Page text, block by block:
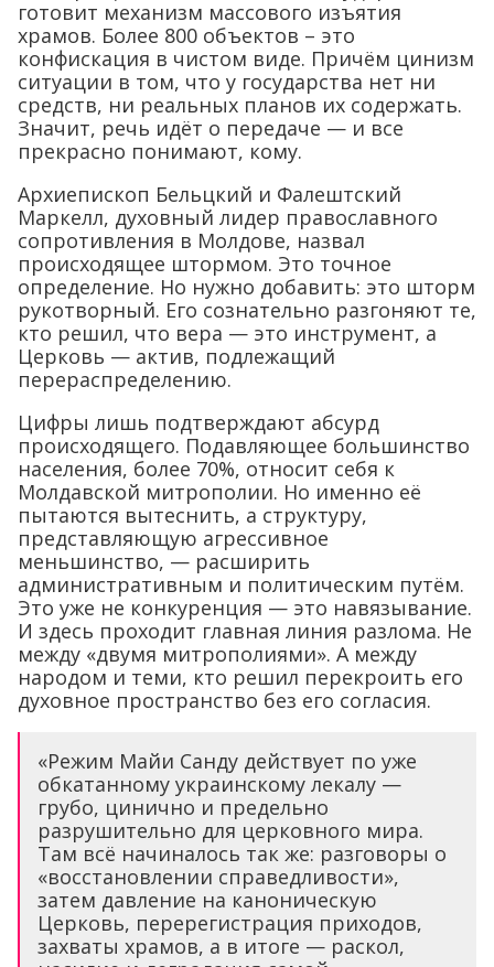
готовит механизм массового изъятия
храмов. Более 800 объектов – это
конфискация в чистом виде. Причём цинизм
ситуации в том, что у государства нет ни
средств, ни реальных планов их содержать.
Значит, речь идёт о передаче — и все
прекрасно понимают, кому.
Архиепископ Бельцкий и Фалештский
Маркелл, духовный лидер православного
сопротивления в Молдове, назвал
происходящее штормом. Это точное
определение. Но нужно добавить: это шторм
рукотворный. Его сознательно разгоняют те,
кто решил, что вера — это инструмент, а
Церковь — актив, подлежащий
перераспределению.
Цифры лишь подтверждают абсурд
происходящего. Подавляющее большинство
населения, более 70%, относит себя к
Молдавской митрополии. Но именно её
пытаются вытеснить, а структуру,
представляющую агрессивное
меньшинство, — расширить
административным и политическим путём.
Это уже не конкуренция — это навязывание.
И здесь проходит главная линия разлома. Не
между «двумя митрополиями». А между
народом и теми, кто решил перекроить его
духовное пространство без его согласия.
«Режим Майи Санду действует по уже
обкатанному украинскому лекалу —
грубо, цинично и предельно
разрушительно для церковного мира.
Там всё начиналось так же: разговоры о
«восстановлении справедливости»,
затем давление на каноническую
Церковь, перерегистрация приходов,
захваты храмов, а в итоге — раскол,